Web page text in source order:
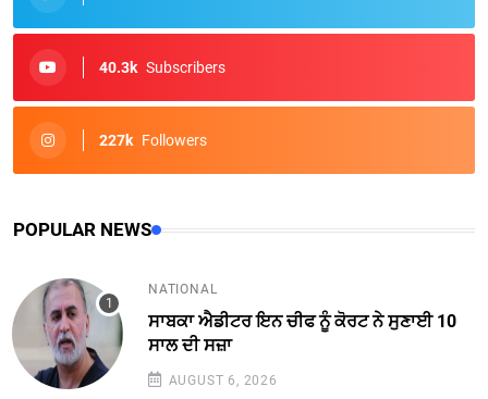
40.3k Subscribers
227k Followers
POPULAR NEWS
NATIONAL
ਸਾਬਕਾ ਐਡੀਟਰ ਇਨ ਚੀਫ ਨੂੰ ਕੋਰਟ ਨੇ ਸੁਣਾਈ 10
ਸਾਲ ਦੀ ਸਜ਼ਾ
AUGUST 6, 2026